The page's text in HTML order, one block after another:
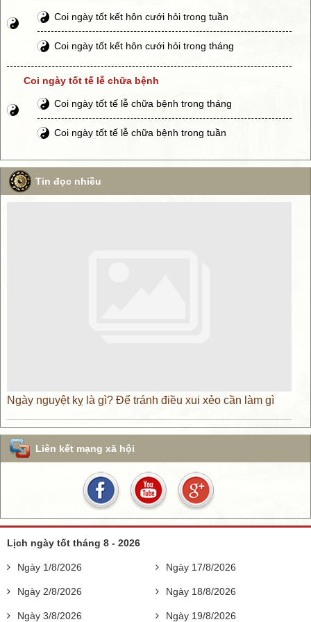
Coi ngày tốt kết hôn cưới hỏi trong tuần
Coi ngày tốt kết hôn cưới hỏi trong tháng
Coi ngày tốt tế lễ chữa bệnh
Coi ngày tốt tế lễ chữa bệnh trong tháng
Coi ngày tốt tế lễ chữa bệnh trong tuần
Tin đọc nhiều
Ngày nguyệt kỵ là gì? Để tránh điều xui xẻo cần làm gì
Liên kết mạng xã hội
Lịch ngày tốt tháng 8 - 2026
Ngày 1/8/2026
Ngày 2/8/2026
Ngày 3/8/2026
Ngày 17/8/2026
Ngày 18/8/2026
Ngày 19/8/2026